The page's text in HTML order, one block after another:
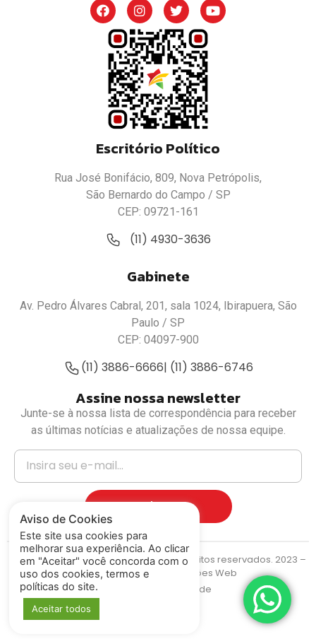
Escritório Político
Rua José Bonifácio, 809, Nova Petrópolis,
São Bernardo do Campo / SP
CEP: 09721-161
(11) 4930-3636
Gabinete
Av. Pedro Álvares Cabral, 201, sala 1024, Ibirapuera, São
Paulo / SP
CEP: 04097-900
(11) 3886-6666| (11) 3886-6746
Assine nossa newsletter
Junte-se à nossa lista de correspondência para receber
as últimas notícias e atualizações de nossa equipe.
Cadastrar
Deputado Luiz Fernando© Todos os direitos reservados. 2023 –
MIDIASIM Criação e Soluções Web
Política de Privacidade
Aviso de Cookies
Este site usa cookies para
melhorar sua experiência. Ao clicar
em "Aceitar" você concorda com o
uso dos cookies, termos e
políticas do site.
Aceitar todos